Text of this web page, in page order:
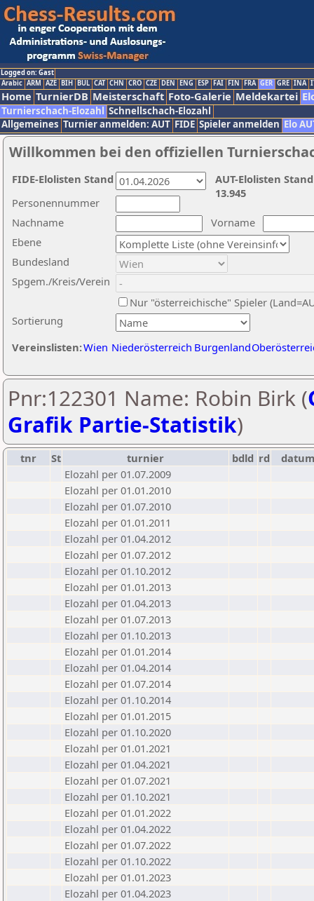
Logged on: Gast
Arabic ARM AZE BIH BUL CAT CHN CRO CZE DEN ENG ESP FAI FIN FRA GER GRE INA
Home TurnierDB Meisterschaft Foto-Galerie Meldekartei
Turnierschach-Elozahl Schnellschach-Elozahl
Allgemeines Turnier anmelden: AUT FIDE Spieler anmelden Elo
Willkommen bei den offiziellen
Nachname
Vorname
Ebene
Sortierung
Personennummer
Bundesland
Spgem./Kreis/Verein
Nur "österreichische" Spieler
Vereinslisten:Wien Niederösterreich Burgenland
AUT-Elolisten
13.945
FIDE-Elolisten Stand
Pnr:122301 Name: Robin Birk (
Grafik Partie-Statistik)
tnr St turnier bdld rd
Elozahl per 01.07.2009
Elozahl per 01.01.2010
Elozahl per 01.07.2010
Elozahl per 01.01.2011
Elozahl per 01.04.2012
Elozahl per 01.07.2012
Elozahl per 01.10.2012
Elozahl per 01.01.2013
Elozahl per 01.04.2013
Elozahl per 01.07.2013
Elozahl per 01.10.2013
Elozahl per 01.01.2014
Elozahl per 01.04.2014
Elozahl per 01.07.2014
Elozahl per 01.10.2014
Elozahl per 01.01.2015
Elozahl per 01.10.2020
Elozahl per 01.01.2021
Elozahl per 01.04.2021
Elozahl per 01.07.2021
Elozahl per 01.10.2021
Elozahl per 01.01.2022
Elozahl per 01.04.2022
Elozahl per 01.07.2022
Elozahl per 01.10.2022
Elozahl per 01.01.2023
Elozahl per 01.04.2023